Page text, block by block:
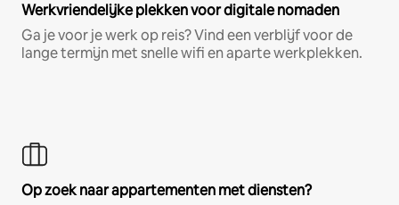
Werkvriendelijke plekken voor digitale nomaden
Ga je voor je werk op reis? Vind een verblijf voor de
lange termijn met snelle wifi en aparte werkplekken.
Op zoek naar appartementen met diensten?